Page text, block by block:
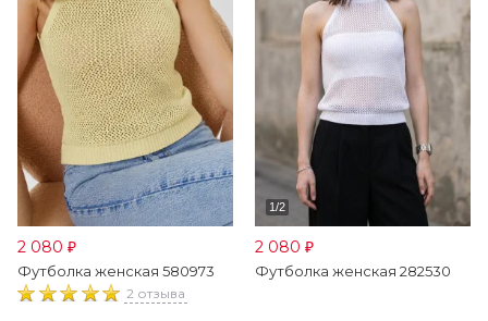
2 080 ₽
Футболка женская 580973
2 отзыва
2 080 ₽
Футболка женская 282530